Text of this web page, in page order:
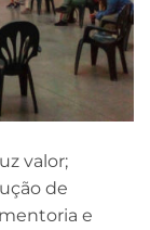
valor;
de
e